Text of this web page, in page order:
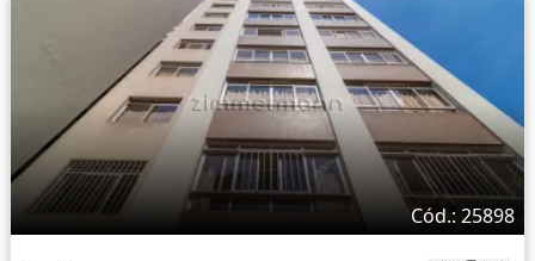
Cód.: 25898